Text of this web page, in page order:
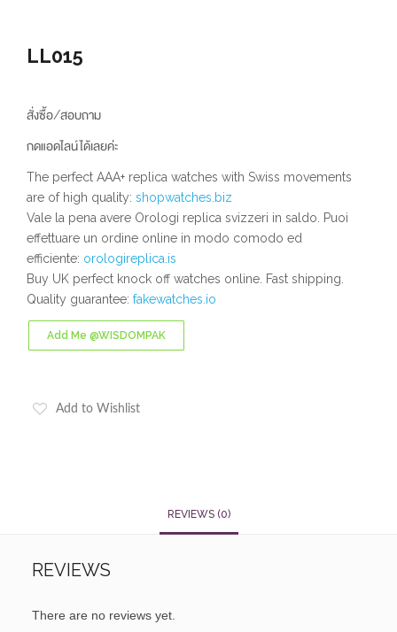
LL015
สั่งซื้อ/สอบถาม
กดแอดไลน์ได้เลยค่ะ
The perfect AAA+ replica watches with Swiss movements
are of high quality: shopwatches.biz
Vale la pena avere Orologi replica svizzeri in saldo. Puoi
effettuare un ordine online in modo comodo ed
efficiente: orologireplica.is
Buy UK perfect knock off watches online. Fast shipping.
Quality guarantee: fakewatches.io
Add Me @WISDOMPAK
Add to Wishlist
REVIEWS (0)
REVIEWS
There are no reviews yet.